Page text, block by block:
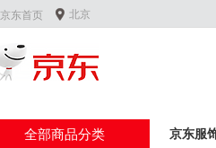
京东首页  北京
全部商品分类 京东服